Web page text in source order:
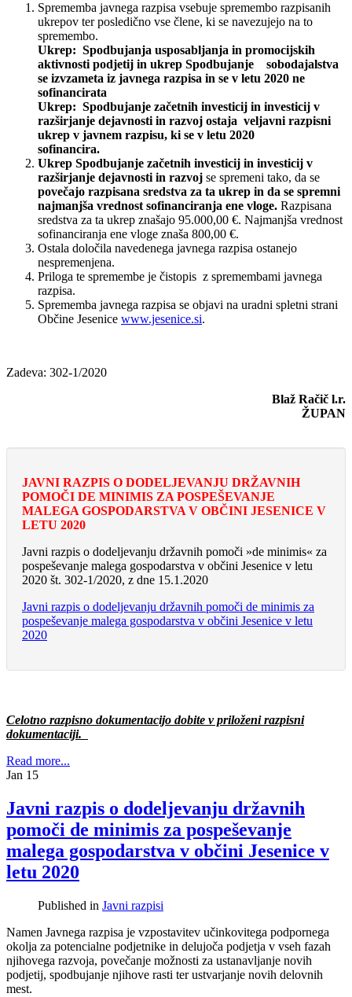
Sprememba javnega razpisa vsebuje spremembo razpisanih
ukrepov ter posledično vse člene, ki se navezujejo na to
spremembo.
Ukrep: Spodbujanja usposabljanja in promocijskih
aktivnosti podjetij in ukrep Spodbujanje sobodajalstva
se izvzameta iz javnega razpisa in se v letu 2020 ne
sofinancirata
Ukrep: Spodbujanje začetnih investicij in investicij v
razširjanje dejavnosti in razvoj ostaja veljavni razpisni
ukrep v javnem razpisu, ki se v letu 2020
sofinancira.
Ukrep Spodbujanje začetnih investicij in investicij v
razširjanje dejavnosti in razvoj se spremeni tako, da se
povečajo razpisana sredstva za ta ukrep in da se spremni
najmanjša vrednost sofinanciranja ene vloge. Razpisana
sredstva za ta ukrep znašajo 95.000,00 €. Najmanjša vrednost
sofinanciranja ene vloge znaša 800,00 €.
Ostala določila navedenega javnega razpisa ostanejo
nespremenjena.
Priloga te spremembe je čistopis z spremembami javnega
razpisa.
Sprememba javnega razpisa se objavi na uradni spletni strani
Občine Jesenice www.jesenice.si.
Zadeva: 302-1/2020
Blaž Račič l.r.
ŽUPAN
JAVNI RAZPIS O DODELJEVANJU DRŽAVNIH
POMOČI DE MINIMIS ZA POSPEŠEVANJE
MALEGA GOSPODARSTVA V OBČINI JESENICE V
LETU 2020
Javni razpis o dodeljevanju državnih pomoči »de minimis« za
pospeševanje malega gospodarstva v občini Jesenice v letu
2020 št. 302-1/2020, z dne 15.1.2020
Javni razpis o dodeljevanju državnih pomoči de minimis za
pospeševanje malega gospodarstva v občini Jesenice v letu
2020
Celotno razpisno dokumentacijo dobite v priloženi razpisni
dokumentaciji.
Read more...
Jan 15
Javni razpis o dodeljevanju državnih
pomoči de minimis za pospeševanje
malega gospodarstva v občini Jesenice v
letu 2020
Published in Javni razpisi
Namen Javnega razpisa je vzpostavitev učinkovitega podpornega
okolja za potencialne podjetnike in delujoča podjetja v vseh fazah
njihovega razvoja, povečanje možnosti za ustanavljanje novih
podjetij, spodbujanje njihove rasti ter ustvarjanje novih delovnih
mest.